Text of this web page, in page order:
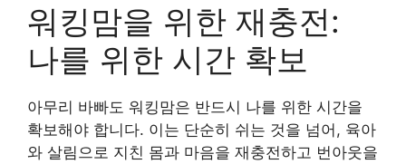
워킹맘을 위한 재충전:
나를 위한 시간 확보
아무리 바빠도 워킹맘은 반드시 나를 위한 시간을
확보해야 합니다. 이는 단순히 쉬는 것을 넘어, 육아
와 살림으로 지친 몸과 마음을 재충전하고 번아웃을